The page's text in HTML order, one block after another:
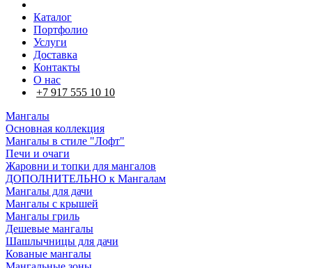
Каталог
Портфолио
Услуги
Доставка
Контакты
О нас
+7 917 555 10 10
Мангалы
Основная коллекция
Мангалы в стиле "Лофт"
Печи и очаги
Жаровни и топки для мангалов
ДОПОЛНИТЕЛЬНО к Мангалам
Мангалы для дачи
Мангалы с крышей
Мангалы гриль
Дешевые мангалы
Шашлычницы для дачи
Кованые мангалы